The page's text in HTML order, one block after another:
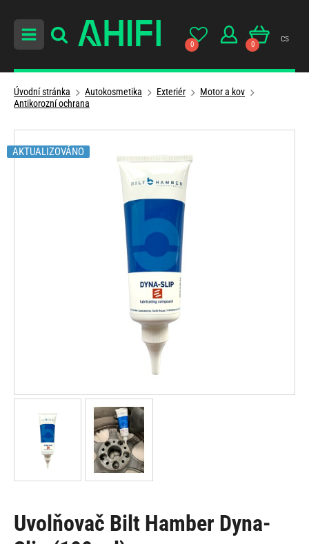
0 0
cs
Úvodní stránka Autokosmetika Exteriér
Motor a kov
Antikorozní ochrana
Uvolňovač Bilt Hamber Dyna-
AKTUALIZOVÁNO